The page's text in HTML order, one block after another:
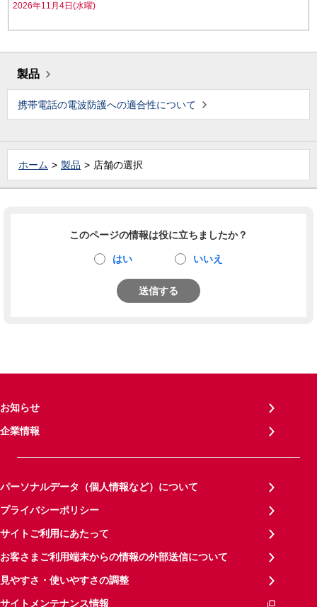
2026年11月4日(水曜)
製品
携帯電話の電波防護への適合性について
ホーム 製品 店舗の選択
このページの情報は役に立ちましたか？
はい いいえ
送信する
お知らせ
企業情報
パーソナルデータ（個人情報など）について
プライバシーポリシー
サイトご利用にあたって
お客さまご利用端末からの情報の外部送信について
見やすさ・使いやすさの調整
サイトメンテナンス情報